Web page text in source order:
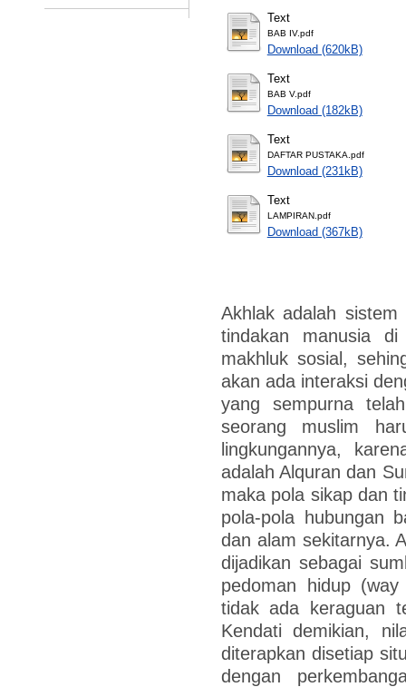
Text
BAB IV.pdf
Download (620kB)
Text
BAB V.pdf
Download (182kB)
Text
DAFTAR PUSTAKA.pdf
Download (231kB)
Text
LAMPIRAN.pdf
Download (367kB)
Akhlak adalah
tindakan manusia
makhluk sosial,
akan ada interaksi
yang sempurna
seorang muslim
lingkungannya,
adalah Alquran dan
maka pola sikap dan
pola-pola hubungan
dan alam sekitarnya.
dijadikan sebagai
pedoman hidup
tidak ada keraguan
Kendati demikian,
diterapkan disetiap
dengan